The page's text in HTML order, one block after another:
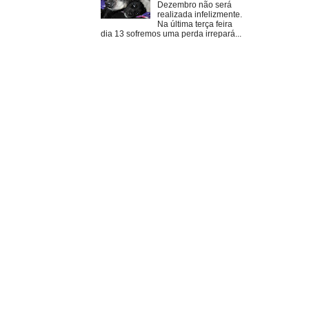
Dezembro não será
realizada infelizmente.
Na última terça feira
dia 13 sofremos uma perda irrepará...